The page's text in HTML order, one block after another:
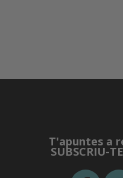
T'apuntes a
SUBSCRIU-